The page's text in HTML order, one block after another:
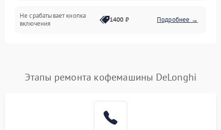
Не срабатывает кнопка
включения
1400 ₽ Подробнее →
Постоянные сбои в работе Подробнее →
Этапы ремонта кофемашины DeLonghi